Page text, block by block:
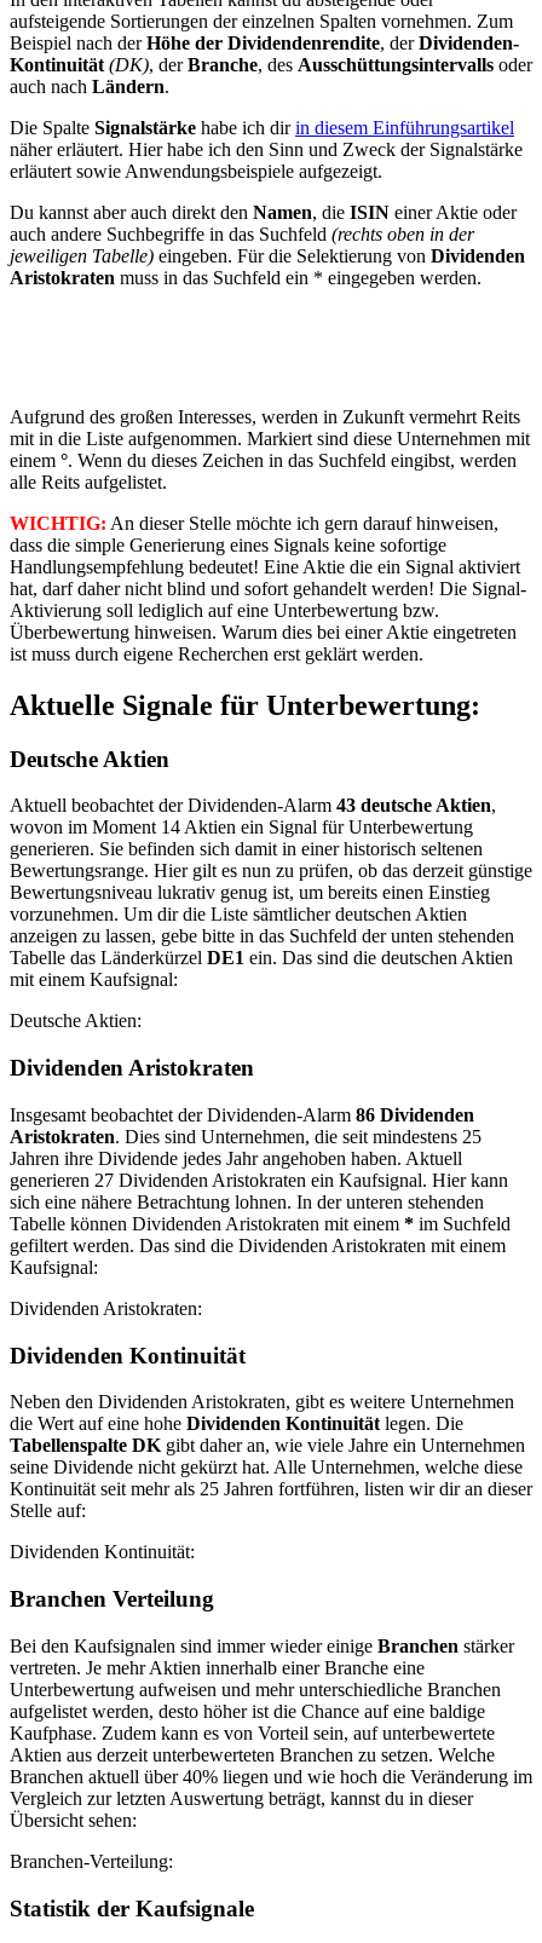
aufsteigende Sortierungen der einzelnen Spalten vornehmen. Zum
Beispiel nach derHöhe der Dividendenrendite, derDividenden-
Kontinuität (DK), derBranche, des Ausschüttungsintervalls oder
auch nach Ländern.
Die Spalte Signalstärke habe ich dirin diesem Einführungsartikel
näher erläutert. Hier habe ich den Sinn und Zweck der Signalstärke
erläutert sowie Anwendungsbeispiele aufgezeigt.
Du kannst aber auch direkt den Namen, die ISIN einer Aktie oder
auch andere Suchbegriffe in das Suchfeld (rechts oben in der
jeweiligen Tabelle) eingeben. Für die Selektierung von Dividenden
Aristokraten muss in das Suchfeld ein * eingegeben werden.
Aufgrund des großen Interesses, werden in Zukunft vermehrt Reits
mit in die Liste aufgenommen. Markiert sind diese Unternehmen mit
einem °. Wenn du dieses Zeichen in das Suchfeld eingibst, werden
alle Reits aufgelistet.
WICHTIG: An dieser Stelle möchte ich gern darauf hinweisen,
dass die simple Generierung eines Signals keine sofortige
Handlungsempfehlung bedeutet! Eine Aktie die ein Signal aktiviert
hat, darf daher nicht blind und sofort gehandelt werden! Die Signal-
Aktivierung soll lediglich auf eine Unterbewertung bzw.
Überbewertung hinweisen. Warum dies bei einer Aktie eingetreten
ist muss durch eigene Recherchen erst geklärt werden.
Aktuelle Signale für Unterbewertung:
Deutsche Aktien
Aktuell beobachtet der Dividenden-Alarm 43 deutsche Aktien,
wovon im Moment 14 Aktien ein Signal für Unterbewertung
generieren. Sie befinden sich damit in einer historisch seltenen
Bewertungsrange. Hier gilt es nun zu prüfen, ob das derzeit günstige
Bewertungsniveau lukrativ genug ist, um bereits einen Einstieg
vorzunehmen. Um dir die Liste sämtlicher deutschen Aktien
anzeigen zu lassen, gebe bitte in das Suchfeld der unten stehenden
Tabelle das Länderkürzel DE1 ein. Das sind die deutschen Aktien
mit einem Kaufsignal:
Deutsche Aktien:
Dividenden Aristokraten
Insgesamt beobachtet der Dividenden-Alarm 86 Dividenden
Aristokraten. Dies sind Unternehmen, die seit mindestens 25
Jahren ihre Dividende jedes Jahr angehoben haben. Aktuell
generieren 27 Dividenden Aristokraten ein Kaufsignal. Hier kann
sich eine nähere Betrachtung lohnen. In der unteren stehenden
Tabelle können Dividenden Aristokraten mit einem * im Suchfeld
gefiltert werden. Das sind die Dividenden Aristokraten mit einem
Kaufsignal:
Dividenden Aristokraten:
Dividenden Kontinuität
Neben den Dividenden Aristokraten, gibt es weitere Unternehmen
die Wert auf eine hohe Dividenden Kontinuität legen. Die
Tabellenspalte DK gibt daher an, wie viele Jahre ein Unternehmen
seine Dividende nicht gekürzt hat. Alle Unternehmen, welche diese
Kontinuität seit mehr als 25 Jahren fortführen, listen wir dir an dieser
Stelle auf:
Dividenden Kontinuität:
Branchen Verteilung
Bei den Kaufsignalen sind immer wieder einige Branchen stärker
vertreten. Je mehr Aktien innerhalb einer Branche eine
Unterbewertung aufweisen und mehr unterschiedliche Branchen
aufgelistet werden, desto höher ist die Chance auf eine baldige
Kaufphase. Zudem kann es von Vorteil sein, auf unterbewertete
Aktien aus derzeit unterbewerteten Branchen zu setzen. Welche
Branchen aktuell über 40% liegen und wie hoch die Veränderung im
Vergleich zur letzten Auswertung beträgt, kannst du in dieser
Übersicht sehen:
Branchen-Verteilung:
Statistik der Kaufsignale